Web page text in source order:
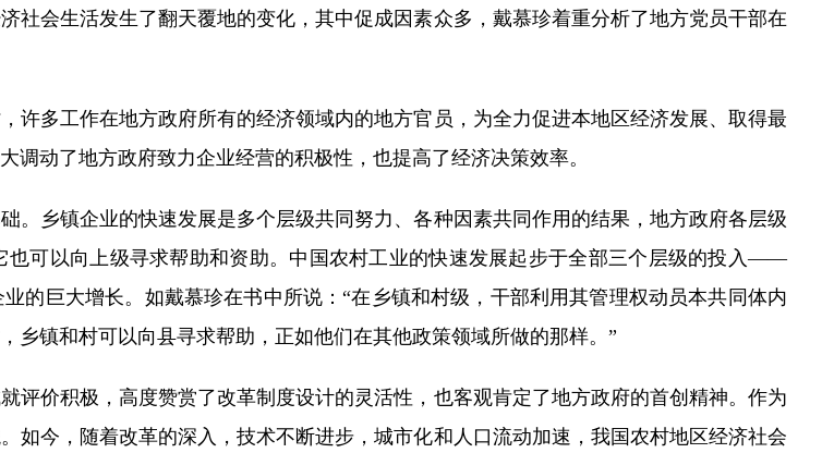
会生活发生了翻天覆地的变化，其中促成因素众多，戴慕珍着重分析了地方党员干部在
多工作在地方政府所有的经济领域内的地方官员，为全力促进本地区经济发展、取得最
动了地方政府致力企业经营的积极性，也提高了经济决策效率。
乡镇企业的快速发展是多个层级共同努力、各种因素共同作用的结果，地方政府各层级
可以向上级寻求帮助和资助。中国农村工业的快速发展起步于全部三个层级的投入——
的巨大增长。如戴慕珍在书中所说：“在乡镇和村级，干部利用其管理权动员本共同体内
乡镇和村可以向县寻求帮助，正如他们在其他政策领域所做的那样。”
价积极，高度赞赏了改革制度设计的灵活性，也客观肯定了地方政府的首创精神。作为
如今，随着改革的深入，技术不断进步，城市化和人口流动加速，我国农村地区经济社会